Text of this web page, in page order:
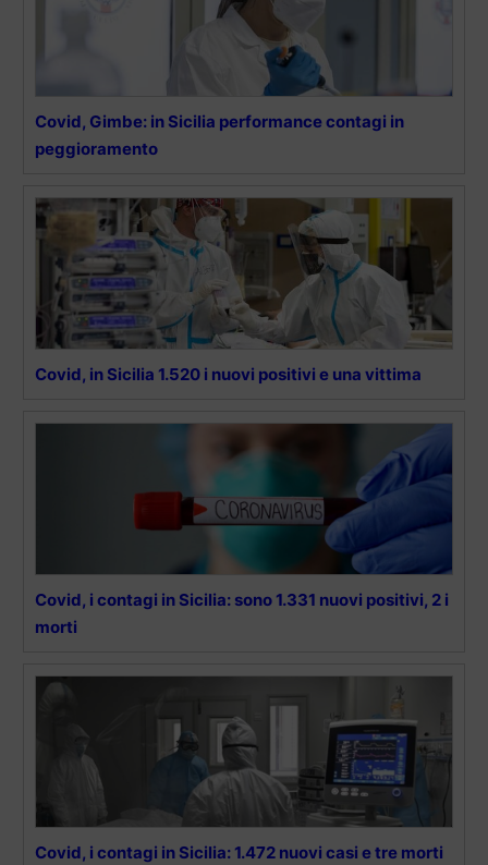
Covid, Gimbe: in Sicilia performance contagi in
peggioramento
Covid, in Sicilia 1.520 i nuovi positivi e una vittima
Covid, i contagi in Sicilia: sono 1.331 nuovi positivi, 2 i
morti
Covid, i contagi in Sicilia: 1.472 nuovi casi e tre morti